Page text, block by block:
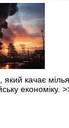
качає
економіку.